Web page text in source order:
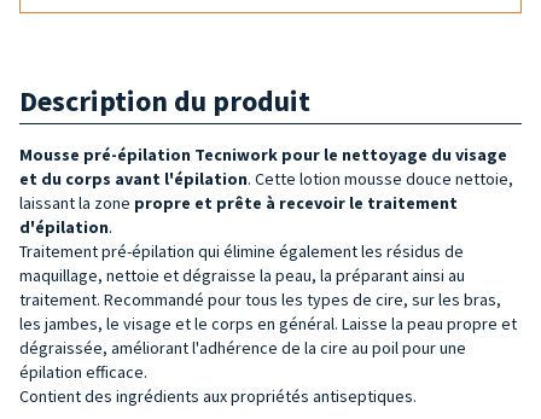
Description du produit
Mousse pré-épilation Tecniwork pour le nettoyage du visage
et du corps avant l'épilation. Cette lotion mousse douce nettoie,
laissant la zone propre et prête à recevoir le traitement
d'épilation.
Traitement pré-épilation qui élimine également les résidus de
maquillage, nettoie et dégraisse la peau, la préparant ainsi au
traitement. Recommandé pour tous les types de cire, sur les bras,
les jambes, le visage et le corps en général. Laisse la peau propre et
dégraissée, améliorant l'adhérence de la cire au poil pour une
épilation efficace.
Contient des ingrédients aux propriétés antiseptiques.